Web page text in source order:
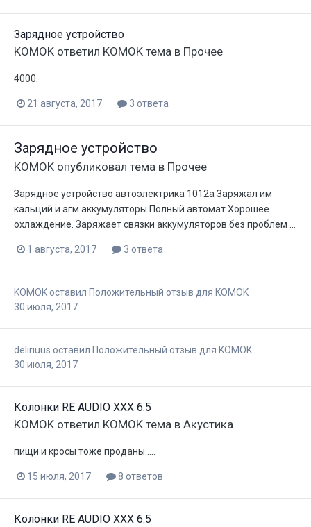
Зарядное устройство
KOMOK ответил KOMOK тема в Прочее
4000.
21 августа, 2017 3 ответа
Зарядное устройство
KOMOK опубликовал тема в Прочее
Зарядное устройство автоэлектрика 1012а Заряжал им
кальций и агм аккумуляторы Полный автомат Хорошее
охлаждение. Заряжает связки аккумуляторов без проблем ...
1 августа, 2017 3 ответа
KOMOK оставил Положительный отзыв для KOMOK
30 июля, 2017
deliriuus оставил Положительный отзыв для KOMOK
30 июля, 2017
Колонки RE AUDIO XXX 6.5
KOMOK ответил KOMOK тема в Акустика
пищи и кросы тоже проданы.....
15 июля, 2017 8 ответов
Колонки RE AUDIO XXX 6.5